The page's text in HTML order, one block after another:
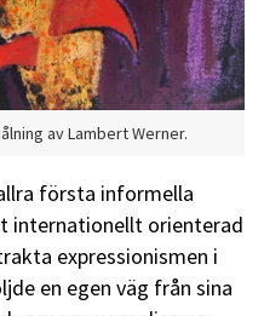
av Lambert Werner.
första informella
internationellt orienterad
expressionismen i
en egen väg från sina